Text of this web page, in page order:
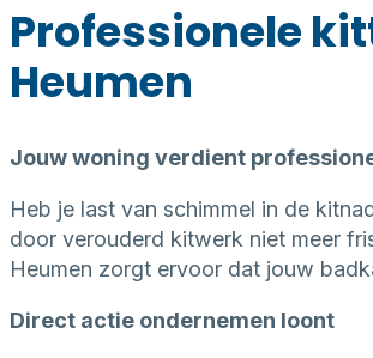
Professionele
Heumen
Jouw woning verdient
Heb je last van schimmel in de
door verouderd kitwerk niet meer
Heumen zorgt ervoor dat jouw
Direct actie ondernemen loont